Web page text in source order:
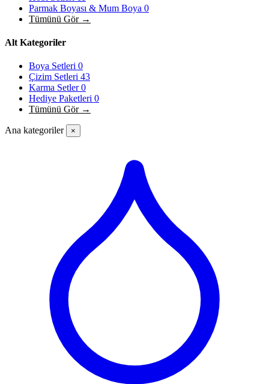
Parmak Boyası & Mum Boya 0
Tümünü Gör →
Alt Kategoriler
Boya Setleri 0
Çizim Setleri 43
Karma Setler0
Hediye Paketleri 0
Tümünü Gör →
Ana kategoriler ×